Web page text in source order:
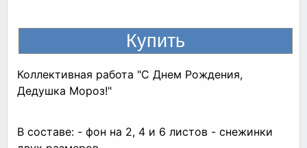
Коллективная работа "С Днем Рождения,
Дедушка Мороз!"
В составе: - фон на 2, 4 и 6 листов - снежинки